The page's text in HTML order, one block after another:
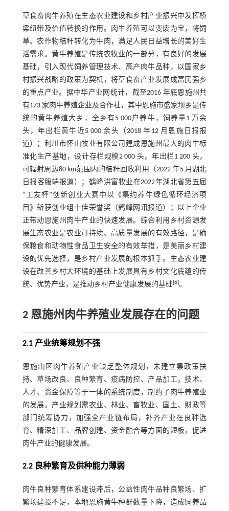
草食畜肉牛养殖在生态农业建设和乡村产业振兴中发挥桥
梁纽带及价值转换的作用。肉牛养殖可以变废为宝，将饲
草、农作物秸秆转化为牛肉，满足人民日益增长的美好生
活需求。黄牛养殖是传统农牧业的一部分，有良好的发展
基础，引入现代饲养管理技术、高产肉牛品种，以国家乡
村振兴战略的政策为契机，将草食畜产业发展成富民强乡
的重点产业。据中华产业网统计，截至2016 年底恩施州共
有173 家肉牛养殖企业及合作社，其中恩施市盛家坝乡是传
统的黄牛养殖大乡，全乡有5 000户养牛，饲养量1 万余
头，年出栏黄牛近5 000 余头（2018 年12 月恩施日报报
道）；利川市怀山牧业有限公司建成恩施州最大的肉牛标
准化生产基地，设计存栏规模2 000 头，年出栏1 200 头，
可辐射周边80 km范围内的秸秆回收利用（2022 年5 月湖北
日报客服端报道）；鹤峰洪富牧业在2022年湖北省第五届
“工友杯”创新创业大赛中以《集约养牛绿色循环经济项
目》斩获创业组十佳荣誉奖（鹤峰网讯报道）；以上企业
正带动恩施州肉牛产业的快速发展。综合利用乡村资源发
展生态农业是农业可持续、高质量发展的有效路径，是确
保粮食和动物性食品卫生安全的有效举措，是美丽乡村建
设的优先选择，是乡村产业发展的根本抓手。生态农业建
设在改善乡村大环境的基础上发展具有乡村文化底蕴的传
统、优势产业，是推动乡村产业健康发展的基础[6]。
2 恩施州肉牛养殖业发展存在的问题
2.1 产业统筹规划不强
恩施山区肉牛养殖产业缺乏整体规划，未建立集政策扶
持、草场改良、良种繁育、疫病防控、产品加工，技术、
人才、资金保障等于一体的系统制度，制约了肉牛养殖业
的发展。产业规划需农业、林业、畜牧业、国土、财政等
部门统筹协力，加强全产业链布局，补齐产业在良种选
育、精深加工、品牌创建、资金融合等方面的短板，促进
肉牛产业的健康发展。
2.2 良种繁育及供种能力薄弱
肉牛良种繁育体系建设滞后，公益性肉牛品种良繁场、扩
繁场建设不足，本地恩施黄牛种群数量下降，造成饲养品